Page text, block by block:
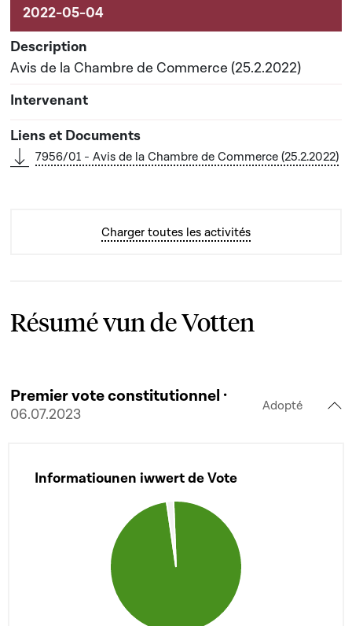
Avis de la Chambre de Commerce (25.2.2022)
7956/01 - Avis de la Chambre de Commerce (25.2.2022)
Charger toutes les activités
Résumé vun de Votten
Premier vote constitutionnel ·
06.07.2023
Adopté
Informatiounen iwwert de Vote